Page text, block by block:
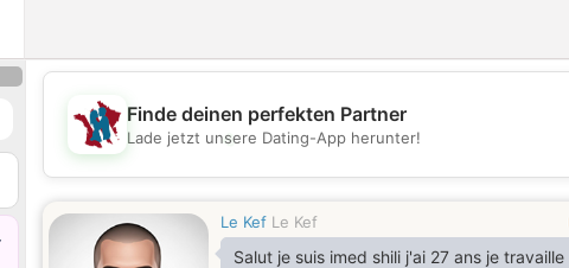
💖
💕
Finde deinen perfekten Partner
Lade jetzt unsere Dating-App herunter!
Le Kef Le Kef
Salut je suis imed shili j'ai 27 ans je travaille